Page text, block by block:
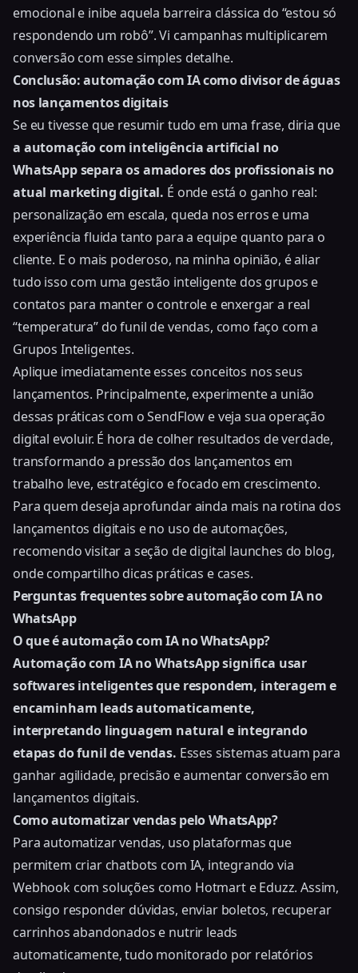
emocional e inibe aquela barreira clássica do “estou só
respondendo um robô”. Vi campanhas multiplicarem
conversão com esse simples detalhe.
Conclusão: automação com IA como divisor de águas
nos lançamentos digitais
Se eu tivesse que resumir tudo em uma frase, diria que
a automação com inteligência artificial no
WhatsApp separa os amadores dos profissionais no
atual marketing digital. É onde está o ganho real:
personalização em escala, queda nos erros e uma
experiência fluida tanto para a equipe quanto para o
cliente. E o mais poderoso, na minha opinião, é aliar
tudo isso com uma gestão inteligente dos grupos e
contatos para manter o controle e enxergar a real
“temperatura” do funil de vendas, como faço com a
Grupos Inteligentes.
Aplique imediatamente esses conceitos nos seus
lançamentos. Principalmente, experimente a união
dessas práticas com o SendFlow e veja sua operação
digital evoluir. É hora de colher resultados de verdade,
transformando a pressão dos lançamentos em
trabalho leve, estratégico e focado em crescimento.
Para quem deseja aprofundar ainda mais na rotina dos
lançamentos digitais e no uso de automações,
recomendo visitar a seção de digital launches do blog,
onde compartilho dicas práticas e cases.
Perguntas frequentes sobre automação com IA no
WhatsApp
O que é automação com IA no WhatsApp?
Automação com IA no WhatsApp significa usar
softwares inteligentes que respondem, interagem e
encaminham leads automaticamente,
interpretando linguagem natural e integrando
etapas do funil de vendas. Esses sistemas atuam para
ganhar agilidade, precisão e aumentar conversão em
lançamentos digitais.
Como automatizar vendas pelo WhatsApp?
Para automatizar vendas, uso plataformas que
permitem criar chatbots com IA, integrando via
Webhook com soluções como Hotmart e Eduzz. Assim,
consigo responder dúvidas, enviar boletos, recuperar
carrinhos abandonados e nutrir leads
automaticamente, tudo monitorado por relatórios